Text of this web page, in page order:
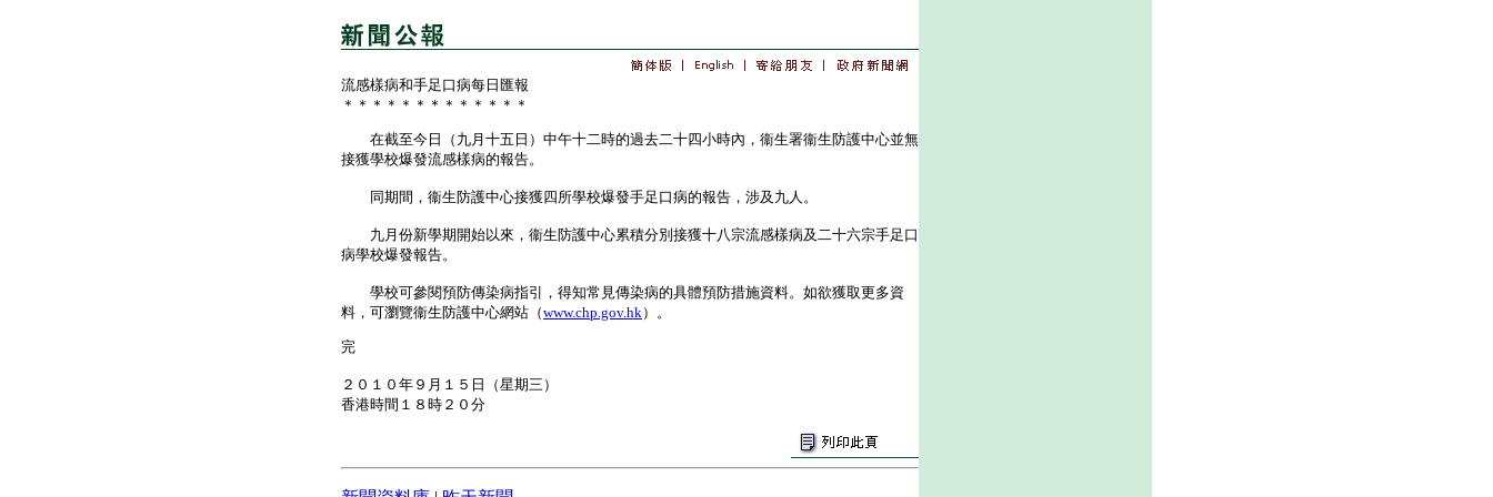
流感樣病和手足口病每日匯報
＊＊＊＊＊＊＊＊＊＊＊＊＊
在截至今日（九月十五日）中午十二時的過去二十四小時內，衞生署衞生防護中心並無
接獲學校爆發流感樣病的報告。
同期間，衞生防護中心接獲四所學校爆發手足口病的報告，涉及九人。
九月份新學期開始以來，衞生防護中心累積分別接獲十八宗流感樣病及二十六宗手足口
病學校爆發報告。
學校可參閱預防傳染病指引，得知常見傳染病的具體預防措施資料。如欲獲取更多資
料，可瀏覽衞生防護中心網站（www.chp.gov.hk）。
完
２０１０年９月１５日（星期三）
香港時間１８時２０分